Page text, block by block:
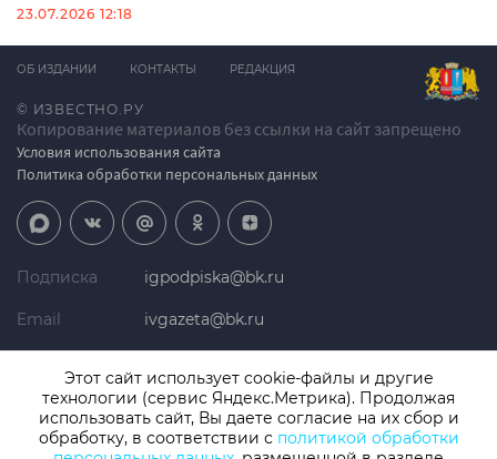
23.07.2026 12:18
© ИЗВЕСТНО.РУ
Копирование материалов без ссылки на сайт запрещено
Условия использования сайта
Политика обработки персональных данных
ОБ ИЗДАНИИ КОНТАКТЫ РЕДАКЦИЯ
Подписка igpodpiska@bk.ru
Email ivgazeta@bk.ru
Телефон +7 (4932) 41-94-81
Этот сайт использует cookie-файлы и другие
технологии (сервис Яндекс.Метрика). Продолжая
использовать сайт, Вы даете согласие на их сбор и
обработку, в соответствии с политикой обработки